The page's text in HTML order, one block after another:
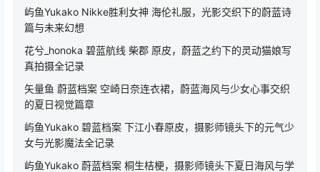
屿鱼Yukako Nikke胜利女神 海伦礼服，光影交织下的蔚蓝诗
篇与未来幻想
花兮_honoka 碧蓝航线 柴郡 原皮，蔚蓝之约下的灵动猫娘写
真拍摄全记录
矢量鱼 蔚蓝档案 空崎日奈连衣裙，蔚蓝海风与少女心事交织
的夏日视觉篇章
屿鱼Yukako 碧蓝档案 下江小春原皮，摄影师镜头下的元气少
女与光影魔法全记录
屿鱼Yukako 蔚蓝档案 桐生桔梗，摄影师镜头下夏日海风与学